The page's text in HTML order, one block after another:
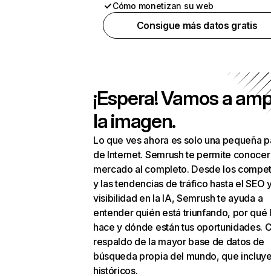
Cómo monetizan su web
Consigue más datos gratis
¡Espera! Vamos a
la imagen.
Lo que ves ahora es solo una pequeña
de Internet. Semrush te permite
mercado al completo. Desde los
y las tendencias de tráfico hasta el SEO
visibilidad en la IA, Semrush te ayuda a
entender quién está triunfando, por qué
hace y dónde están tus oportunidades.
respaldo de la mayor base de datos de
búsqueda propia del mundo, que
históricos.